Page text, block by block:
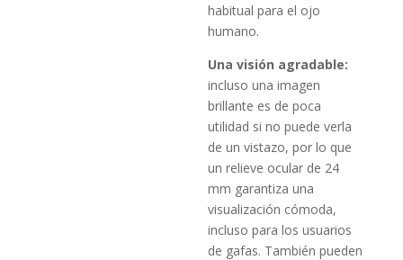
habitual para el ojo
humano.
Una visión agradable:
incluso una imagen
brillante es de poca
utilidad si no puede verla
de un vistazo, por lo que
un relieve ocular de 24
mm garantiza una
visualización cómoda,
incluso para los usuarios
de gafas. También pueden